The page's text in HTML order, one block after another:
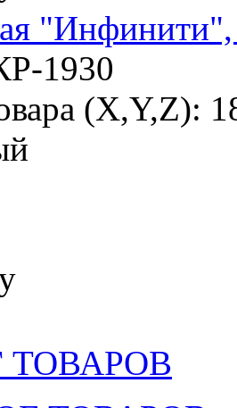
1930
(X,Y,Z):
ТОВАРОВ